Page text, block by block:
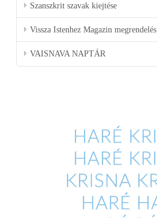
Szanszkrit szavak kiejtése
Vissza Istenhez Magazin megrendelés
VAISNAVA NAPTÁR